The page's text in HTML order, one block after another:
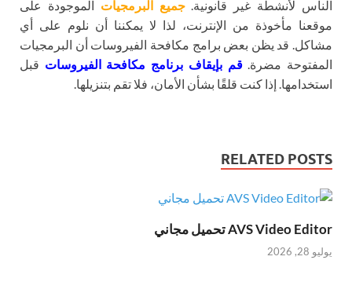
الناس لأنشطة غير قانونية.جميع البرمجيات الموجودة على
موقعنا مأخوذة من الإنترنت، لذا لا يمكننا أن نلوم على أي
مشاكل. قد يظن بعض برامج مكافحة الفيروسات أن البرمجيات
المفتوحة مضرة.قم بإيقاف برنامج مكافحة الفيروسات قبل
استخدامها. إذا كنت قلقًا بشأن الأمان، فلا تقم بتنزيلها.
RELATED POSTS
AVS Video Editor تحميل مجاني
يوليو 28, 2026